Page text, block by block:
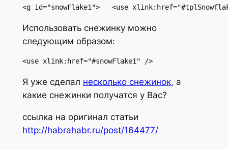
<g id="snowFlake1">   <use
Использовать снежинку можно
следующим образом:
<use xlink:href="#snowFlake1" />
Я уже сделал несколько снежинок, а
какие снежинки получатся у Вас?
ссылка на оригинал статьи
http://habrahabr.ru/post/164477/